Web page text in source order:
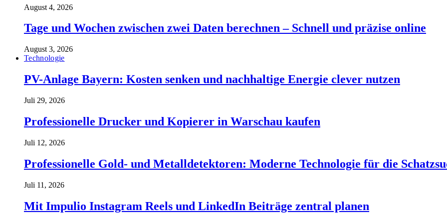
August 4, 2026
Tage und Wochen zwischen zwei Daten berechnen – Schnell und präzise online
August 3, 2026
Technologie
PV-Anlage Bayern: Kosten senken und nachhaltige Energie clever nutzen
Juli 29, 2026
Professionelle Drucker und Kopierer in Warschau kaufen
Juli 12, 2026
Professionelle Gold- und Metalldetektoren: Moderne Technologie für die
Juli 11, 2026
Mit Impulio Instagram Reels und LinkedIn Beiträge zentral planen